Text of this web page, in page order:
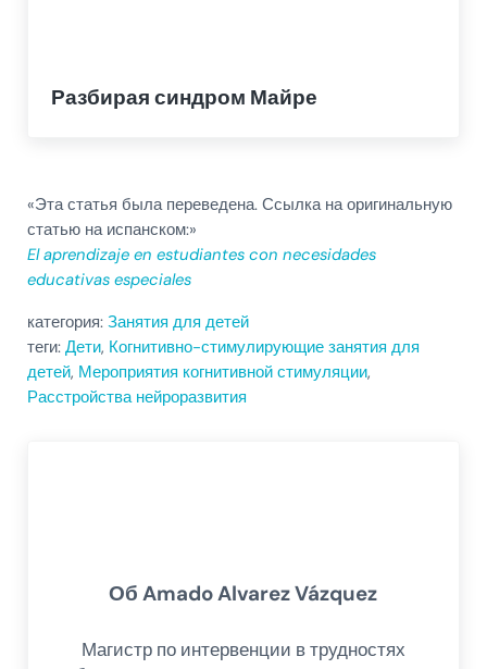
Разбирая синдром Майре
«Эта статья была переведена. Ссылка на оригинальную
статью на испанском:»
El aprendizaje en estudiantes con necesidades
educativas especiales
категория: Занятия для детей
теги: Дети, Когнитивно-стимулирующие занятия для
детей, Мероприятия когнитивной стимуляции,
Расстройства нейроразвития
ОбAmado Alvarez Vázquez
Магистр по интервенции в трудностях